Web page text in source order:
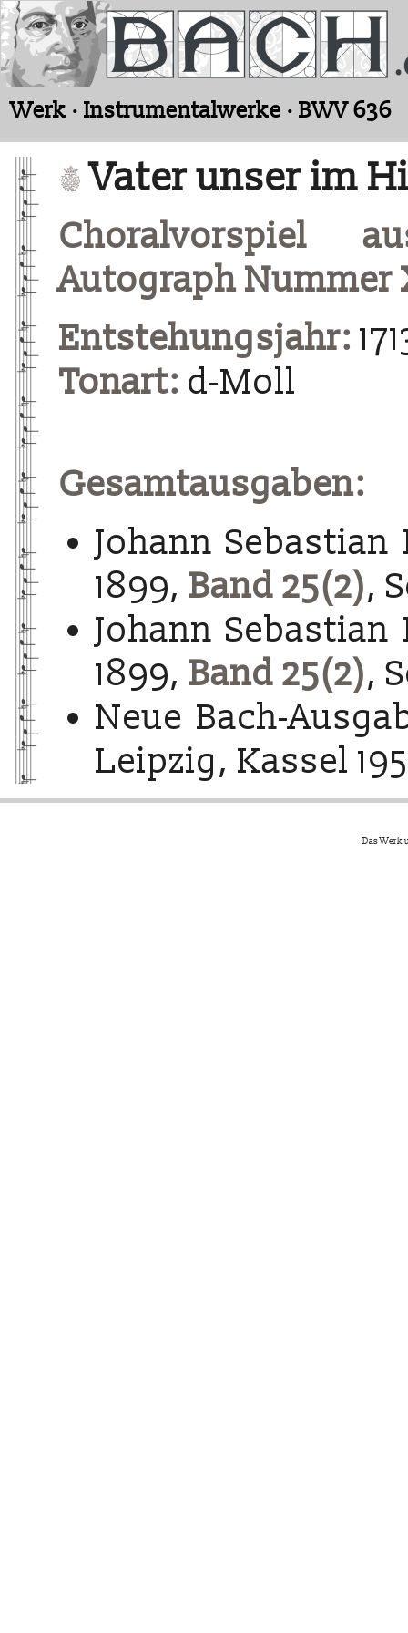
Werk · Instrumentalwerke · BWV 636
Vater unser im
Choralvorspiel
Autograph Nummer
Entstehungsjahr:
Tonart: d-Moll
Gesamtausgaben:
Johann Sebastian
1899, Band 25(2),
Johann Sebastian
1899, Band 25(2),
Neue Bach-
Leipzig, Kassel
Das Werk